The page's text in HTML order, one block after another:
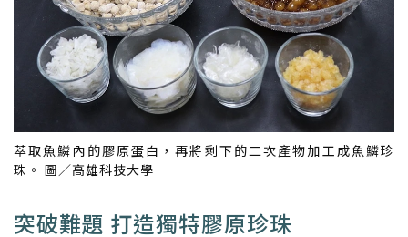
萃取魚鱗內的膠原蛋白，再將剩下的二次產物加工成魚鱗珍
珠。 圖／高雄科技大學
突破難題 打造獨特膠原珍珠